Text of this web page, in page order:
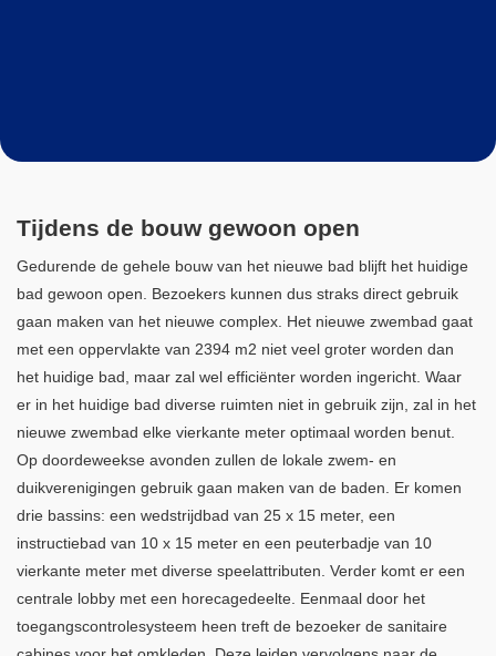
Tijdens de bouw gewoon open
Gedurende de gehele bouw van het nieuwe bad blijft het huidige
bad gewoon open. Bezoekers kunnen dus straks direct gebruik
gaan maken van het nieuwe complex. Het nieuwe zwembad gaat
met een oppervlakte van 2394 m2 niet veel groter worden dan
het huidige bad, maar zal wel efficiënter worden ingericht. Waar
er in het huidige bad diverse ruimten niet in gebruik zijn, zal in het
nieuwe zwembad elke vierkante meter optimaal worden benut.
Op doordeweekse avonden zullen de lokale zwem- en
duikverenigingen gebruik gaan maken van de baden. Er komen
drie bassins: een wedstrijdbad van 25 x 15 meter, een
instructiebad van 10 x 15 meter en een peuterbadje van 10
vierkante meter met diverse speelattributen. Verder komt er een
centrale lobby met een horecagedeelte. Eenmaal door het
toegangscontrolesysteem heen treft de bezoeker de sanitaire